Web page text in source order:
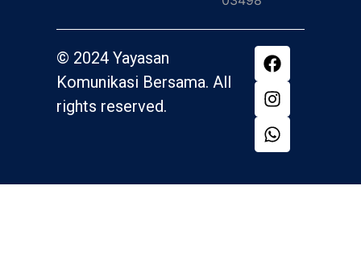
© 2024 Yayasan
Komunikasi Bersama. All
rights reserved.